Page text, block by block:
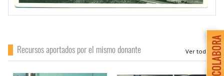
Recursos aportados por el mismo donante